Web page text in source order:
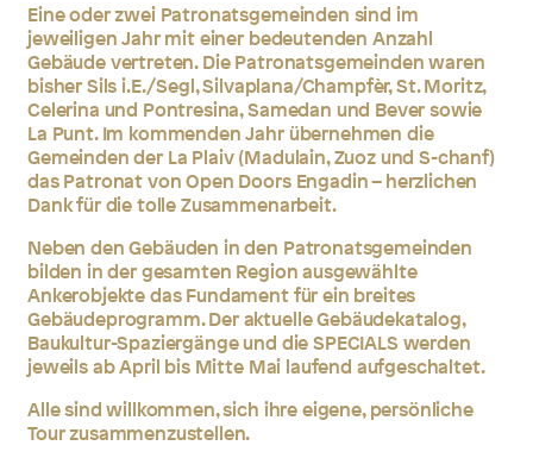
Eine oder zwei Patronatsgemeinden sind im
jeweiligen Jahr mit einer bedeutenden Anzahl
Gebäude vertreten. Die Patronatsgemeinden waren
bisher Sils i.E./Segl, Silvaplana/Champfèr, St. Moritz,
Celerina und Pontresina, Samedan und Bever sowie
La Punt. Im kommenden Jahr übernehmen die
Gemeinden der La Plaiv (Madulain, Zuoz und S-chanf)
das Patronat von Open Doors Engadin – herzlichen
Dank für die tolle Zusammenarbeit.
Neben den Gebäuden in den Patronatsgemeinden
bilden in der gesamten Region ausgewählte
Ankerobjekte das Fundament für ein breites
Gebäudeprogramm. Der aktuelle Gebäudekatalog,
Baukultur-Spaziergänge und die SPECIALS werden
jeweils ab April bis Mitte Mai laufend aufgeschaltet.
Alle sind willkommen, sich ihre eigene, persönliche
Tour zusammenzustellen.